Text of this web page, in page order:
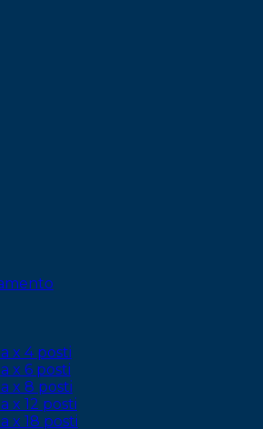
x 4 posti
x 6 posti
x 8 posti
x 12 posti
x 18 posti